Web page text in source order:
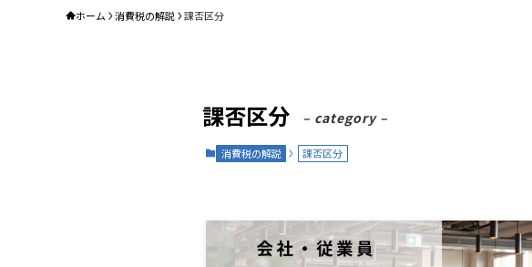
ホーム 消費税の解説 課否区分
課否区分 – category –
消費税の解説 課否区分